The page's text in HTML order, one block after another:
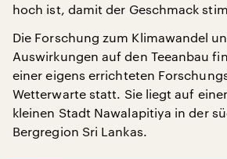
hoch ist, damit der Geschmack
Die Forschung zum Klimawandel
Auswirkungen auf den Teeanbau
einer eigens errichteten
Wetterwarte statt. Sie liegt auf
kleinen Stadt Nawalapitiya in der
Bergregion Sri Lankas.